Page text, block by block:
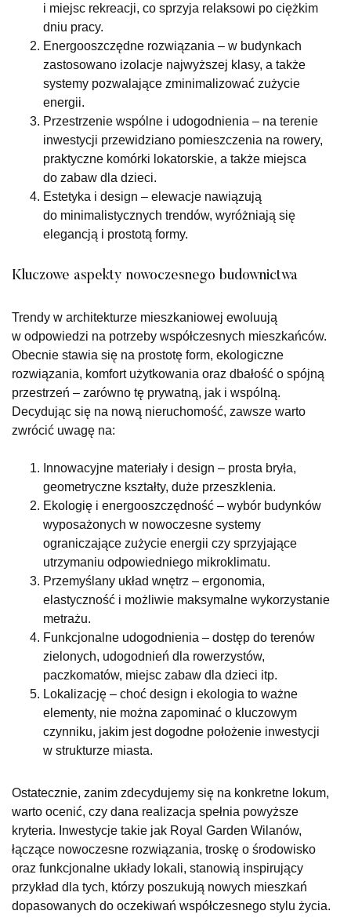
i miejsc rekreacji, co sprzyja relaksowi po ciężkim
dniu pracy.
Energooszczędne rozwiązania – w budynkach
zastosowano izolacje najwyższej klasy, a także
systemy pozwalające zminimalizować zużycie
energii.
Przestrzenie wspólne i udogodnienia – na terenie
inwestycji przewidziano pomieszczenia na rowery,
praktyczne komórki lokatorskie, a także miejsca
do zabaw dla dzieci.
Estetyka i design – elewacje nawiązują
do minimalistycznych trendów, wyróżniają się
elegancją i prostotą formy.
Kluczowe aspekty nowoczesnego budownictwa
Trendy w architekturze mieszkaniowej ewoluują
w odpowiedzi na potrzeby współczesnych mieszkańców.
Obecnie stawia się na prostotę form, ekologiczne
rozwiązania, komfort użytkowania oraz dbałość o spójną
przestrzeń – zarówno tę prywatną, jak i wspólną.
Decydując się na nową nieruchomość, zawsze warto
zwrócić uwagę na:
Innowacyjne materiały i design – prosta bryła,
geometryczne kształty, duże przeszklenia.
Ekologię i energooszczędność – wybór budynków
wyposażonych w nowoczesne systemy
ograniczające zużycie energii czy sprzyjające
utrzymaniu odpowiedniego mikroklimatu.
Przemyślany układ wnętrz – ergonomia,
elastyczność i możliwie maksymalne wykorzystanie
metrażu.
Funkcjonalne udogodnienia – dostęp do terenów
zielonych, udogodnień dla rowerzystów,
paczkomatów, miejsc zabaw dla dzieci itp.
Lokalizację – choć design i ekologia to ważne
elementy, nie można zapominać o kluczowym
czynniku, jakim jest dogodne położenie inwestycji
w strukturze miasta.
Ostatecznie, zanim zdecydujemy się na konkretne lokum,
warto ocenić, czy dana realizacja spełnia powyższe
kryteria. Inwestycje takie jak Royal Garden Wilanów,
łączące nowoczesne rozwiązania, troskę o środowisko
oraz funkcjonalne układy lokali, stanowią inspirujący
przykład dla tych, którzy poszukują nowych mieszkań
dopasowanych do oczekiwań współczesnego stylu życia.